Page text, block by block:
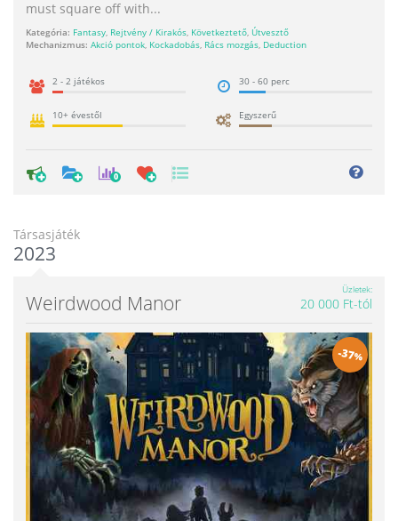
must square off with...
Kategória: Fantasy, Rejtvény / Kirakós, Következtető, Útvesztő
Mechanizmus: Akció pontok, Kockadobás, Rács mozgás, Deduction
2 - 2 játékos 30 - 60 perc
10+ évestől Egyszerű
0
Társasjáték
2023
Weirdwood Manor
Üzletek
20 000 Ft-tól
-37%